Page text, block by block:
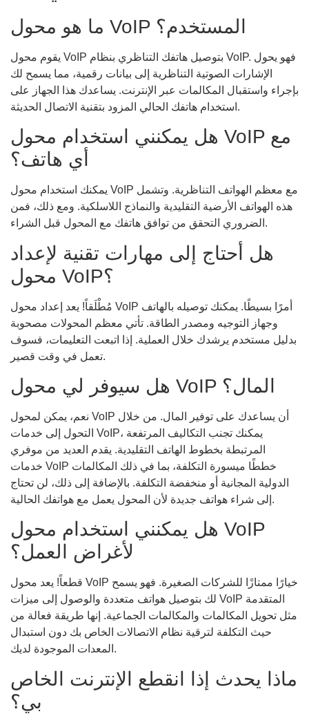
يقوم محول VoIP بتوصيل هاتفك التناظري بنظام VoIP. فهو يحول
الإشارات الصوتية التناظرية إلى بيانات رقمية، مما يسمح لك
بإجراء واستقبال المكالمات عبر الإنترنت. يساعدك هذا الجهاز على
استخدام هاتفك الحالي المزود بتقنية الاتصال الحديثة.
هل يمكنني استخدام محول VoIP مع
يمكنك استخدام محول VoIP مع معظم الهواتف التناظرية. وتشمل
هذه الهواتف الأرضية التقليدية والنماذج اللاسلكية. ومع ذلك، فمن
الضروري التحقق من توافق هاتفك مع المحول قبل الشراء.
هل أحتاج إلى مهارات تقنية لإعداد
مُطْلَقاً! يعد إعداد محول VoIP أمرًا بسيطًا. يمكنك توصيله بالهاتف
وجهاز التوجيه ومصدر الطاقة. تأتي معظم المحولات مصحوبة
بدليل مستخدم يرشدك خلال العملية. إذا اتبعت التعليمات، فسوف
تعمل في وقت قصير.
نعم، يمكن لمحول VoIP أن يساعدك على توفير المال. من خلال
التحول إلى خدمات VoIP، يمكنك تجنب التكاليف المرتفعة
المرتبطة بخطوط الهاتف التقليدية. يقدم العديد من موفري
خدمات VoIP خططًا ميسورة التكلفة، بما في ذلك المكالمات
الدولية المجانية أو منخفضة التكلفة. بالإضافة إلى ذلك، لن تحتاج
إلى شراء هواتف جديدة لأن المحول يعمل مع هواتفك الحالية.
هل يمكنني استخدام محول VoIP
قطعاً! يعد محول VoIP خيارًا ممتازًا للشركات الصغيرة. فهو يسمح
لك بتوصيل هواتف متعددة والوصول إلى ميزات VoIP المتقدمة
مثل تحويل المكالمات والمكالمات الجماعية. إنها طريقة فعالة من
حيث التكلفة لترقية نظام الاتصالات الخاص بك دون استبدال
المعدات الموجودة لديك.
ماذا يحدث إذا انقطع الإنترنت الخاص
بي؟